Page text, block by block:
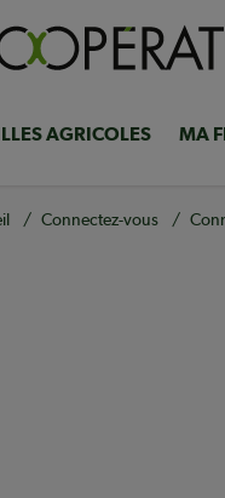
AGRICOLES MA
Connectez-vous